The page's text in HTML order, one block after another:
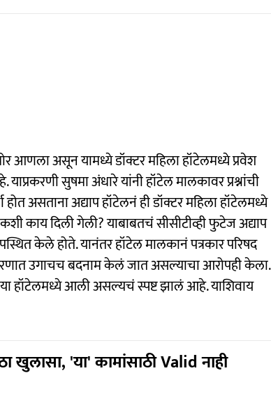
आणला असून यामध्ये डॉक्टर महिला हॉटेलमध्ये प्रवेश
सुषमा अंधारे यांनी हॉटेल मालकावर प्रश्नांची
होत असताना अद्याप हॉटेलनं ही डॉक्टर महिला हॉटेलमध्ये
काय दिली गेली? याबाबतचं सीसीटीव्ही फुटेज अद्याप
केले होते. यानंतर हॉटेल मालकानं पत्रकार परिषद
उगाचच बदनाम केलं जात असल्याचा आरोपही केला.
हॉटेलमध्ये आली असल्यचं स्पष्ट झालं आहे. याशिवाय
खुलासा, 'या' कामांसाठी Valid नाही